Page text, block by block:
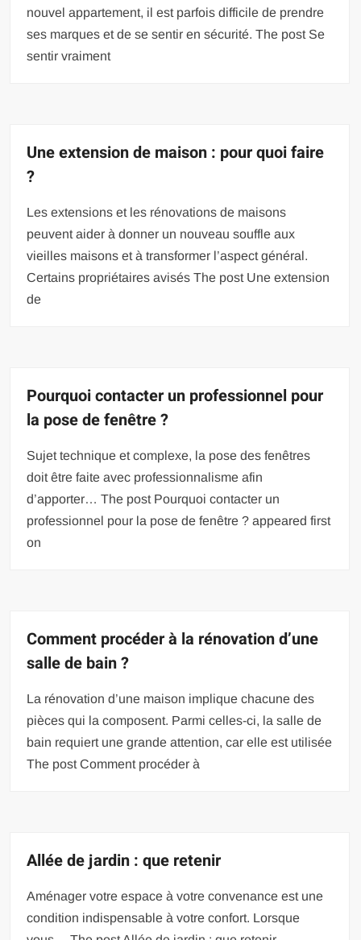
nouvel appartement, il est parfois difficile de prendre
ses marques et de se sentir en sécurité. The post Se
sentir vraiment
Une extension de maison : pour quoi faire
?
Les extensions et les rénovations de maisons
peuvent aider à donner un nouveau souffle aux
vieilles maisons et à transformer l’aspect général.
Certains propriétaires avisés The post Une extension
de
Pourquoi contacter un professionnel pour
la pose de fenêtre ?
Sujet technique et complexe, la pose des fenêtres
doit être faite avec professionnalisme afin
d’apporter… The post Pourquoi contacter un
professionnel pour la pose de fenêtre ? appeared first
on
Comment procéder à la rénovation d’une
salle de bain ?
La rénovation d’une maison implique chacune des
pièces qui la composent. Parmi celles-ci, la salle de
bain requiert une grande attention, car elle est utilisée
The post Comment procéder à
Allée de jardin : que retenir
Aménager votre espace à votre convenance est une
condition indispensable à votre confort. Lorsque